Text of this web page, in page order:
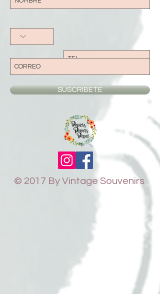
SUSCRIBETE
© 2017 By Vintage Souvenirs